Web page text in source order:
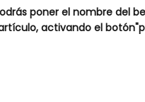
poner el nombre del
activando el